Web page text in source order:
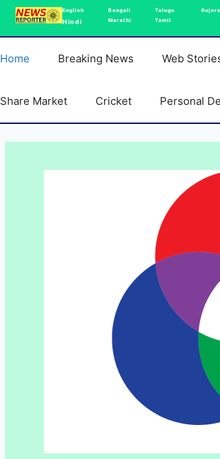
English
Hindi
Bengali
Marathi
Telugu
Tamil
Home Breaking News Web
Share Market Cricket Personal